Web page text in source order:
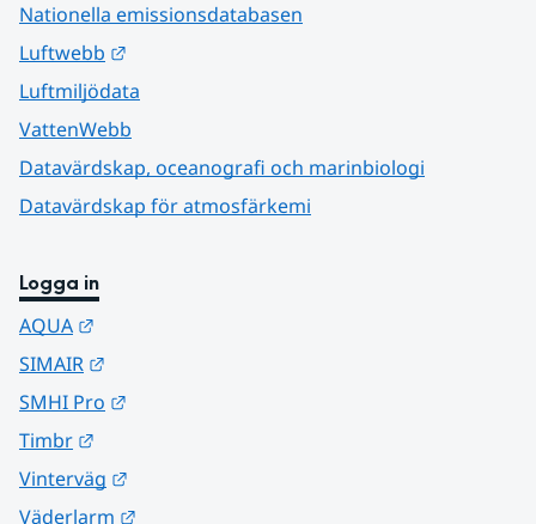
Nationella emissionsdatabasen
Luftwebb
Luftmiljödata
VattenWebb
Datavärdskap, oceanografi och marinbiologi
Datavärdskap för atmosfärkemi
Logga in
AQUA
SIMAIR
SMHI Pro
Timbr
Vinterväg
Väderlarm